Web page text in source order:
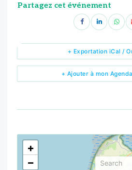
Partagez cet événement
+ Ajouter à mon
+ Exportation iCal /
<!---->
+
−